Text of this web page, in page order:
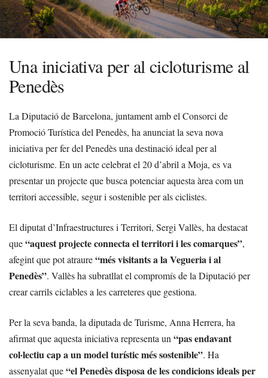
Una iniciativa per al cicloturisme al
Penedès
La Diputació de Barcelona, juntament amb el Consorci de
Promoció Turística del Penedès, ha anunciat la seva nova
iniciativa per fer del Penedès una destinació ideal per al
cicloturisme. En un acte celebrat el 20 d’abril a Moja, es va
presentar un projecte que busca potenciar aquesta àrea com un
territori accessible, segur i sostenible per als ciclistes.
El diputat d’Infraestructures i Territori, Sergi Vallès, ha destacat
que“aquest projecte connecta el territori i les comarques”,
afegint que pot atraure“més visitants a la Vegueria i al
Penedès”. Vallès ha subratllat el compromís de la Diputació per
crear carrils ciclables a les carreteres que gestiona.
Per la seva banda, la diputada de Turisme, Anna Herrera, ha
afirmat que aquesta iniciativa representa un “pas endavant
col·lectiu cap a un model turístic més sostenible”. Ha
assenyalat que“el Penedès disposa de les condicions ideals per